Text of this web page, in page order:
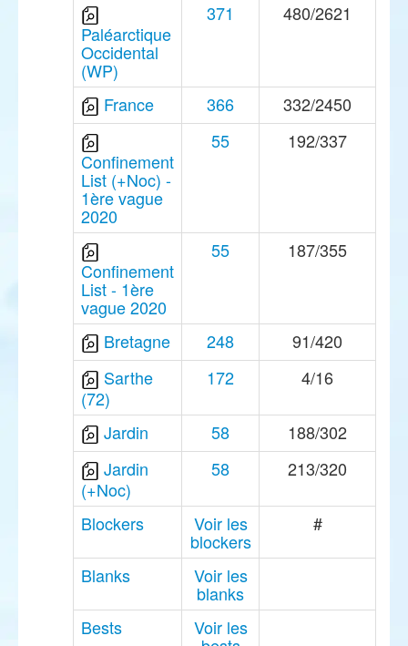
Paléarctique
Occidental
(WP)
371 480/2621
France 366 332/2450
Confinement
List (+Noc) -
1ère vague
2020
55 192/337
Confinement
List - 1ère
vague 2020
55 187/355
Bretagne 248
91/420
Sarthe
(72)
172 4/16
Jardin 58
188/302
Jardin
(+Noc)
58 213/320
Blockers Voir les
blockers
#
Blanks Voir les
blanks
Bests
Voir les